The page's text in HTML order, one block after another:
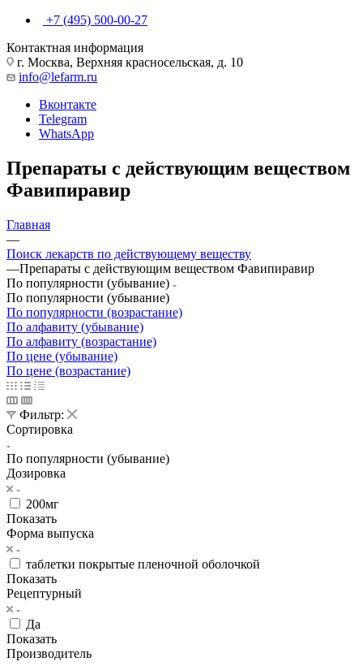
+7 (495) 500-00-27
Контактная информация
г. Москва, Верхняя красносельская, д. 10
info@lefarm.ru
Вконтакте
Telegram
WhatsApp
Препараты с действующим веществом
Фавипиравир
Главная
—
Поиск лекарств по действующему веществу
—Препараты с действующим веществом Фавипиравир
По популярности (убывание)
По популярности (убывание)
По популярности (возрастание)
По алфавиту (убывание)
По алфавиту (возрастание)
По цене (убывание)
По цене (возрастание)
Фильтр:
Сортировка
По популярности (убывание)
Дозировка
200мг
Показать
Форма выпуска
таблетки покрытые пленочной оболочкой
Показать
Рецептурный
Да
Показать
Производитель